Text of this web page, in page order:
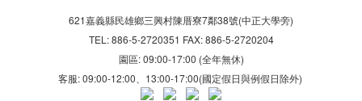
621嘉義縣民雄鄉三興村陳厝寮7鄰38號(中正大學旁)
TEL: 886-5-2720351 FAX: 886-5-2720204
園區: 09:00-17:00 (全年無休)
客服: 09:00-12:00、13:00-17:00(國定假日與例假日除外)